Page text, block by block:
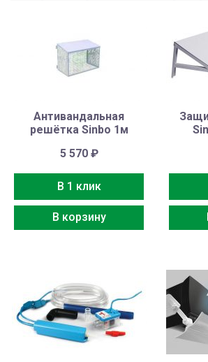
Антивандальная
решётка Sinbo 1м
5 570 ₽
В 1 клик
В корзину